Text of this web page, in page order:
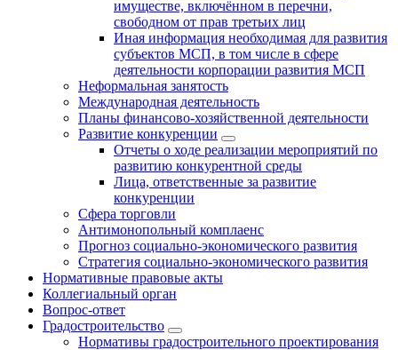
имуществе, включённом в перечни,
свободном от прав третьих лиц
Иная информация необходимая для развития
субъектов МСП, в том числе в сфере
деятельности корпорации развития МСП
Неформальная занятость
Международная деятельность
Планы финансово-хозяйственной деятельности
Развитие конкуренции
Отчеты о ходе реализации мероприятий по
развитию конкурентной среды
Лица, ответственные за развитие
конкуренции
Сфера торговли
Антимонопольный комплаенс
Прогноз социально-экономического развития
Стратегия социально-экономического развития
Нормативные правовые акты
Коллегиальный орган
Вопрос-ответ
Градостроительство
Нормативы градостроительного проектирования